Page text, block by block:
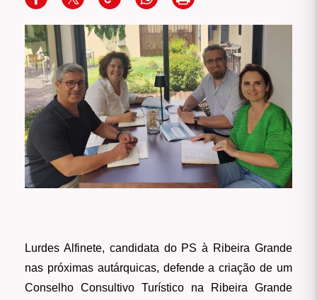
Lurdes Alfinete, candidata do PS à Ribeira Grande
nas próximas autárquicas, defende a criação de um
Conselho Consultivo Turístico na Ribeira Grande